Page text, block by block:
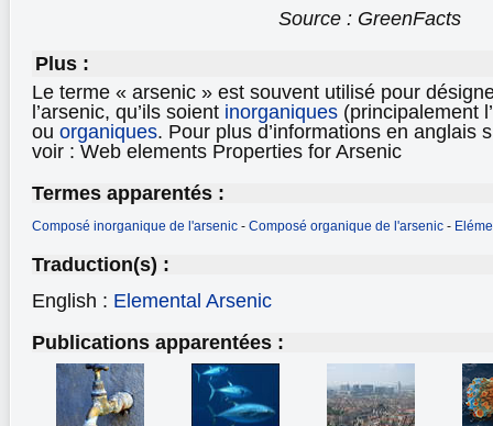
Source : GreenFacts
Plus :
Le terme « arsenic » est souvent utilisé pour
l’arsenic, qu’ils soient inorganiques (principalement
ou organiques. Pour plus d’informations en anglais
voir : Web elements Properties for Arsenic
Termes apparentés :
Composé inorganique de l'arsenic - Composé organique de l'arsenic -
Traduction(s) :
English : Elemental Arsenic
Publications apparentées :